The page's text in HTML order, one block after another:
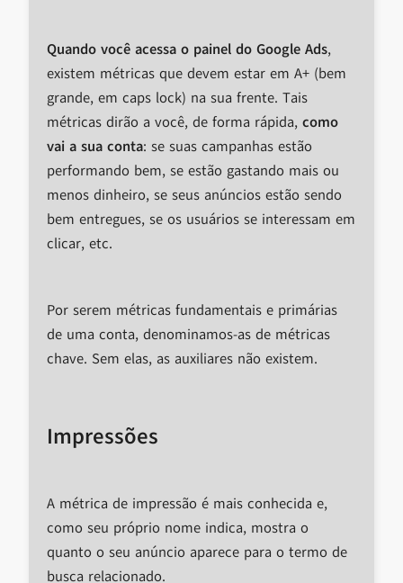
Quando você acessa o painel do Google Ads,
existem métricas que devem estar em A+ (bem
grande, em caps lock) na sua frente. Tais
métricas dirão a você, de forma rápida, como
vai a sua conta: se suas campanhas estão
performando bem, se estão gastando mais ou
menos dinheiro, se seus anúncios estão sendo
bem entregues, se os usuários se interessam em
clicar, etc.
Por serem métricas fundamentais e primárias
de uma conta, denominamos-as de métricas
chave. Sem elas, as auxiliares não existem.
Impressões
A métrica de impressão é mais conhecida e,
como seu próprio nome indica, mostra o
quanto o seu anúncio aparece para o termo de
busca relacionado.